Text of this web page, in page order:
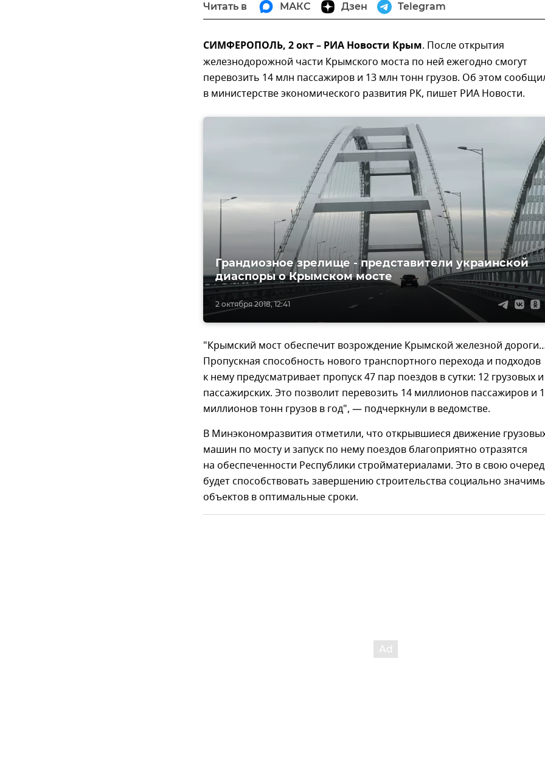
Читать в МАКС Дзен Telegram
СИМФЕРОПОЛЬ, 2 окт – РИА Новости Крым. После открытия
железнодорожной части Крымского моста по ней ежегодно смогут
перевозить 14 млн пассажиров и 13 млн тонн грузов. Об этом
в министерстве экономического развития РК, пишет РИА Новости.
2 октября 2018, 12:41
Грандиозное зрелище - представители украинской
диаспоры о Крымском мосте
"Крымский мост обеспечит возрождение Крымской железной
Пропускная способность нового транспортного перехода и подходов
к нему предусматривает пропуск 47 пар поездов в сутки: 12 грузовых
пассажирских. Это позволит перевозить 14 миллионов пассажиров и
миллионов тонн грузов в год", — подчеркнули в ведомстве.
В Минэкономразвития отметили, что открывшиеся движение
машин по мосту и запуск по нему поездов благоприятно отразятся
на обеспеченности Республики стройматериалами. Это в свою
будет способствовать завершению строительства социально
объектов в оптимальные сроки.